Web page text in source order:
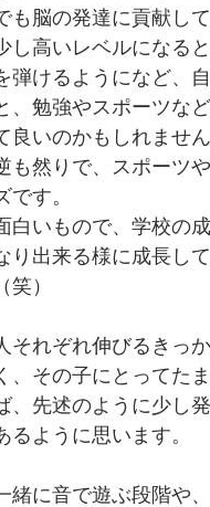
も脳の発達に貢献し
し高いレベルになる
弾けるようになど、
、勉強やスポーツな
良いのかもしれません
も然りで、スポーツ
です。
白いもので、学校の
り出来る様に成長し
（笑）
それぞれ伸びるきっ
、その子にとってた
、先述のように少し
るように思います。
緒に音で遊ぶ段階や